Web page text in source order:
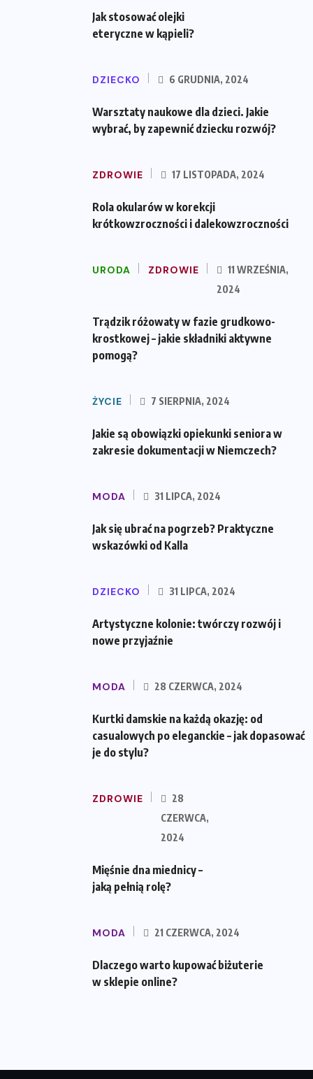
Jak stosować olejki
eteryczne w kąpieli?
DZIECKO 6 GRUDNIA, 2024
Warsztaty naukowe dla dzieci. Jakie
wybrać, by zapewnić dziecku rozwój?
ZDROWIE 17 LISTOPADA, 2024
Rola okularów w korekcji
krótkowzroczności i dalekowzroczności
URODA ZDROWIE
11 WRZEŚNIA,
2024
Trądzik różowaty w fazie grudkowo-
krostkowej – jakie składniki aktywne
pomogą?
ŻYCIE 7 SIERPNIA, 2024
Jakie są obowiązki opiekunki seniora w
zakresie dokumentacji w Niemczech?
MODA 31 LIPCA, 2024
Jak się ubrać na pogrzeb? Praktyczne
wskazówki od Kalla
DZIECKO 31 LIPCA, 2024
Artystyczne kolonie: twórczy rozwój i
nowe przyjaźnie
MODA 28 CZERWCA, 2024
Kurtki damskie na każdą okazję: od
casualowych po eleganckie – jak dopasować
je do stylu?
ZDROWIE
28
CZERWCA,
2024
Mięśnie dna miednicy –
jaką pełnią rolę?
MODA 21 CZERWCA, 2024
Dlaczego warto kupować biżuterie
w sklepie online?